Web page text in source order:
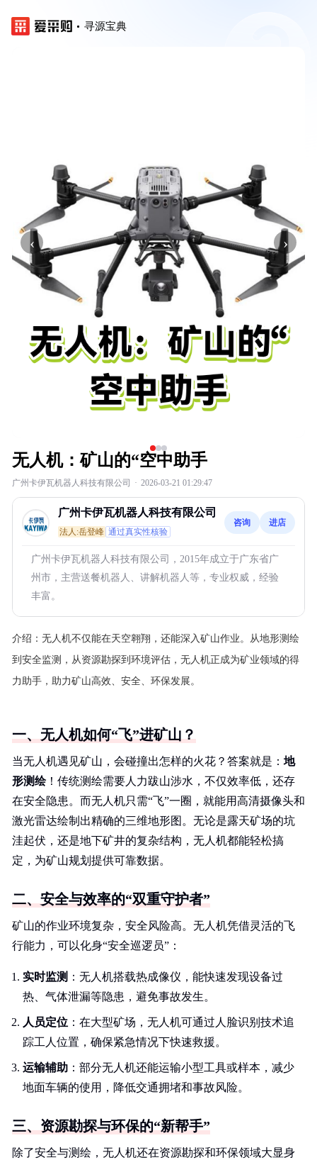
寻源宝典
‹ ›
无人机：矿山的“空中助手
广州卡伊瓦机器人科技有限公司 · 2026-03-21 01:29:47
广州卡伊瓦机器人科技有限公司
法人:岳登峰 通过真实性核验
咨询 进店
广州卡伊瓦机器人科技有限公司，2015年成立于广东省广
州市，主营送餐机器人、讲解机器人等，专业权威，经验
丰富。
介绍： 无人机不仅能在天空翱翔，还能深入矿山作业。从地形测绘
到安全监测，从资源勘探到环境评估，无人机正成为矿业领域的得
力助手，助力矿山高效、安全、环保发展。
一、无人机如何“飞”进矿山？
当无人机遇见矿山，会碰撞出怎样的火花？答案就是： 地
形测绘 ！传统测绘需要人力跋山涉水，不仅效率低，还存
在安全隐患。而无人机只需“飞”一圈，就能用高清摄像头和
激光雷达绘制出精确的三维地形图。无论是露天矿场的坑
洼起伏，还是地下矿井的复杂结构，无人机都能轻松搞
定，为矿山规划提供可靠数据。
二、安全与效率的“双重守护者”
矿山的作业环境复杂，安全风险高。无人机凭借灵活的飞
行能力，可以化身“安全巡逻员”：
实时监测 ：无人机搭载热成像仪，能快速发现设备过
热、气体泄漏等隐患，避免事故发生。
人员定位 ：在大型矿场，无人机可通过人脸识别技术追
踪工人位置，确保紧急情况下快速救援。
运输辅助 ：部分无人机还能运输小型工具或样本，减少
地面车辆的使用，降低交通拥堵和事故风险。
三、资源勘探与环保的“新帮手”
除了安全与测绘，无人机还在资源勘探和环保领域大显身